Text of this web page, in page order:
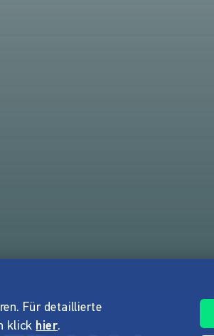
Für detaillierte
klick hier.